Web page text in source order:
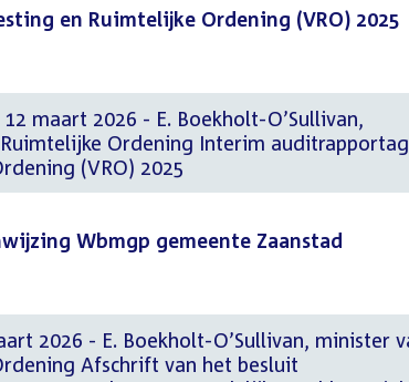
en Ruimtelijke Ordening (VRO) 2025
maart 2026 - E. Boekholt-O’Sullivan,
Ordening Interim
(VRO) 2025
Wbmgp gemeente Zaanstad
2026 - E. Boekholt-O’Sullivan, minister
Afschrift van het besluit